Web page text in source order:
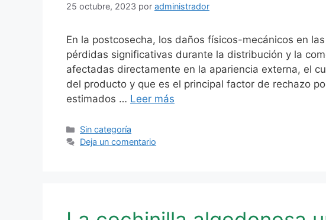
25 octubre, 2023 por administrador
En la postcosecha, los daños físicos-mecánicos en
pérdidas significativas durante la distribución y la
afectadas directamente en la apariencia externa, el
del producto y que es el principal factor de rechazo
estimados … Leer más
Categorías
Sin categoría
Deja un comentario